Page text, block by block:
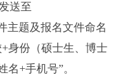
送至
主题及报名文件命名
身份（硕士生、博士
+手机号”。